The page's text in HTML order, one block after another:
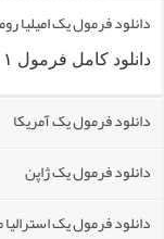
دانلود والیبال لهستان – ایران
دانلود فرمول یک امیلیا
دانلود کامل فرمول ۱ امیلیا …
دانلود فرمول یک آمریکا
دانلود فرمول یک ژاپن
دانلود فرمول یک